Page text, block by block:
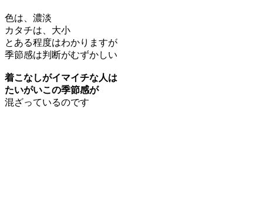
色は、濃淡
カタチは、大小
とある程度はわかりますが
季節感は判断がむずかしい
着こなしがイマイチな人は
たいがいこの季節感が
混ざっているのです